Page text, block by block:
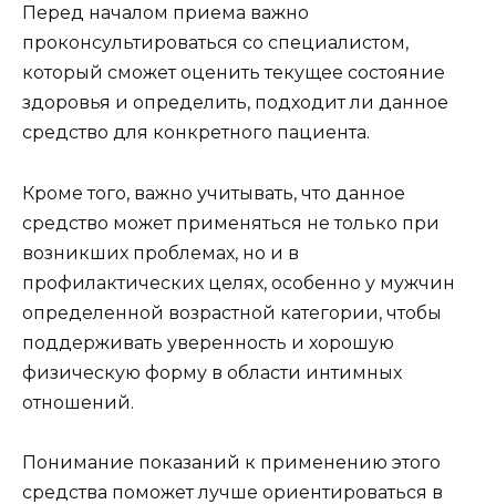
Перед началом приема важно
проконсультироваться со специалистом,
который сможет оценить текущее состояние
здоровья и определить, подходит ли данное
средство для конкретного пациента.
Кроме того, важно учитывать, что данное
средство может применяться не только при
возникших проблемах, но и в
профилактических целях, особенно у мужчин
определенной возрастной категории, чтобы
поддерживать уверенность и хорошую
физическую форму в области интимных
отношений.
Понимание показаний к применению этого
средства поможет лучше ориентироваться в